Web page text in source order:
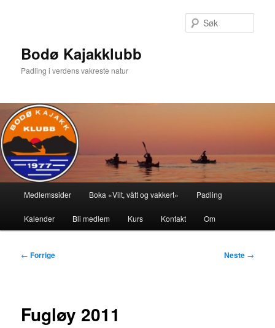
Bodø Kajakklubb
Padling i verdens vakreste natur
Medlemssider Boka «Vilt, vått og vakkert» Padling
Kalender Bli medlem Kurs Kontakt Om
Innleggsnavigasjon
← Forrige Neste →
Fugløy 2011